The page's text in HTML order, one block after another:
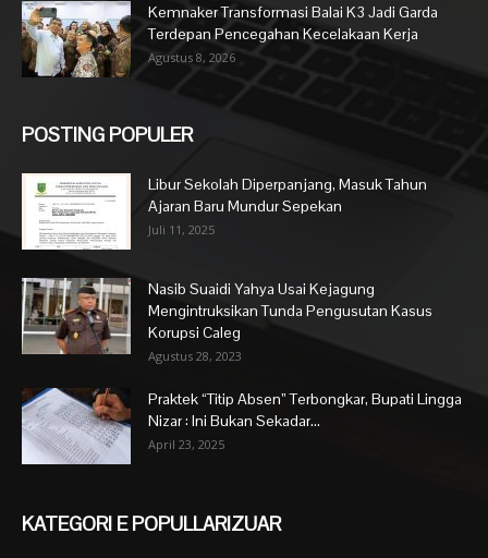
Kemnaker Transformasi Balai K3 Jadi Garda
Terdepan Pencegahan Kecelakaan Kerja
Agustus 8, 2026
POSTING POPULER
Libur Sekolah Diperpanjang, Masuk Tahun
Ajaran Baru Mundur Sepekan
Juli 11, 2025
Nasib Suaidi Yahya Usai Kejagung
Mengintruksikan Tunda Pengusutan Kasus
Korupsi Caleg
Agustus 28, 2023
Praktek “Titip Absen” Terbongkar, Bupati Lingga
Nizar : Ini Bukan Sekadar...
April 23, 2025
KATEGORI E POPULLARIZUAR